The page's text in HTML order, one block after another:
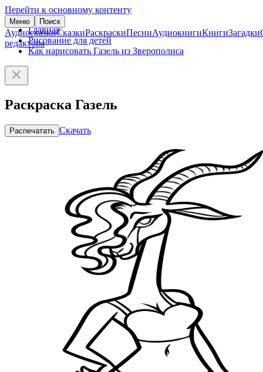
Перейти к основному контенту
Меню Поиск
АудиосказкиСказкиРаскраскиПесниАудиокнигиКнигиЗагадки
редактора
Главная
Рисование для детей
Как нарисовать Газель из Зверополиса
Раскраска Газель
Распечатать Скачать